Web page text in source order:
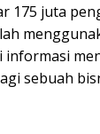
175 juta
sebuah